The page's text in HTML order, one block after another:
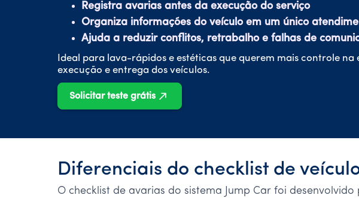
Registra avarias antes da execução do serviço
Organiza informações do veículo em um único
Ajuda a reduzir conflitos, retrabalho e falhas de
Ideal para lava-rápidos e estéticas que querem mais controle na
execução e entrega dos veículos.
Solicitar teste grátis
Diferenciais do checklist de
O checklist de avarias do sistema Jump Car foi